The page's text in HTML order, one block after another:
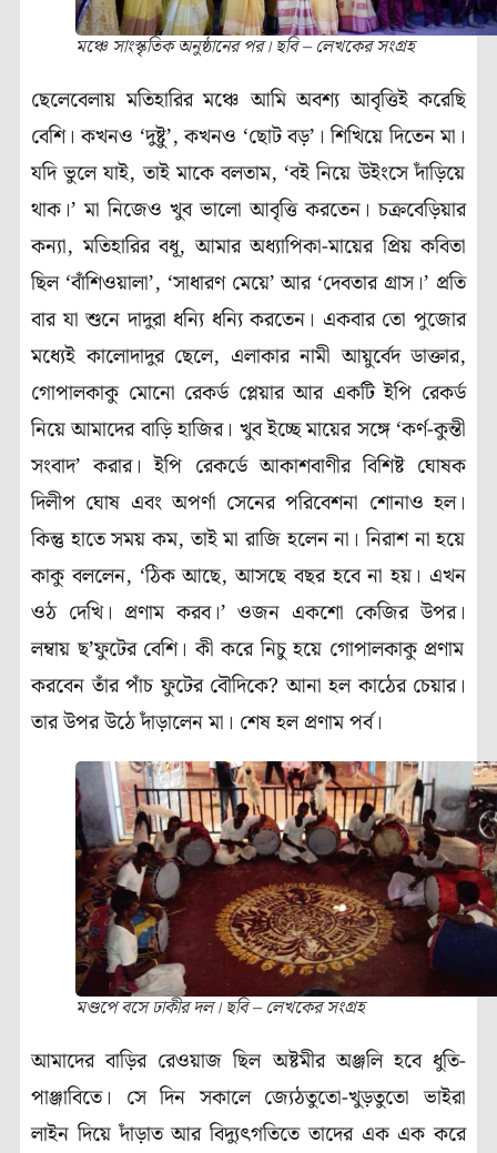
মঞ্চে সাংস্কৃতিক অনুষ্ঠানের পর। ছবি – লেখকের সংগ্রহ
ছেলেবেলায় মতিহারির মঞ্চে আমি অবশ্য আবৃত্তিই করেছি
বেশি। কখনও ‘দুষ্টু’, কখনও ‘ছোট বড়’ । শিখিয়ে দিতেন মা ।
যদি ভুলে যাই, তাই মাকে বলতাম, ‘বই নিয়ে উইংসে দাঁড়িয়ে
থাক।’ মা নিজেও খুব ভালো আবৃত্তি করতেন। চক্রবেড়িয়ার
কন্যা, মতিহারির বধূ, আমার অধ্যাপিকা-মায়ের প্রিয় কবিতা
ছিল ‘বাঁশিওয়ালা’, ‘সাধারণ মেয়ে’ আর ‘দেবতার গ্রাস।’ প্রতি
বার যা শুনে দাদুরা ধন্যি ধন্যি করতেন। একবার তো পুজোর
মধ্যেই কালোদাদুর ছেলে, এলাকার নামী আয়ুর্বেদ ডাক্তার,
গোপালকাকু মোনো রেকর্ড প্লেয়ার আর একটি ইপি রেকর্ড
নিয়ে আমাদের বাড়ি হাজির। খুব ইচ্ছে মায়ের সঙ্গে ‘কর্ণ-কুন্তী
সংবাদ’ করার। ইপি রেকর্ডে আকাশবাণীর বিশিষ্ট ঘোষক
দিলীপ ঘোষ এবং অপর্ণা সেনের পরিবেশনা শোনাও হল।
কিন্তু হাতে সময় কম, তাই মা রাজি হলেন না । নিরাশ না হয়ে
কাকু বললেন, ‘ঠিক আছে, আসছে বছর হবে না হয়। এখন
ওঠ দেখি। প্রণাম করব।’ওজন একশো কেজির উপর।
লম্বায় ছ’ফুটের বেশি। কী করে নিচু হয়ে গোপালকাকু প্রণাম
করবেন তাঁর পাঁচ ফুটের বৌদিকে? আনা হল কাঠের চেয়ার।
তার উপর উঠে দাঁড়ালেন মা । শেষ হল প্রণাম পর্ব।
মণ্ডপে বসে ঢাকীর দল। ছবি – লেখকের সংগ্রহ
আমাদের বাড়ির রেওয়াজ ছিল অষ্টমীর অঞ্জলি হবে ধুতি-
পাঞ্জাবিতে। সে দিন সকালে জ্যেঠতুতো-খুড়তুতো ভাইরা
লাইন দিয়ে দাঁড়াত আর বিদ্যুৎগতিতে তাদের এক এক করে